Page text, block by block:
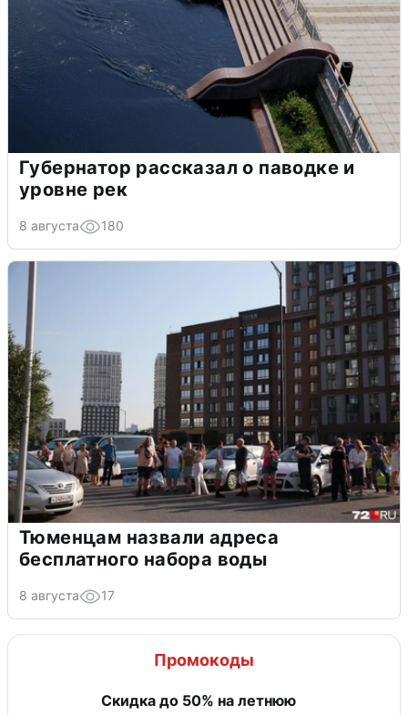
Губернатор рассказал о паводке и
уровне рек
8 августа 180
Тюменцам назвали адреса
бесплатного набора воды
8 августа 17
Промокоды
Скидка до 50% на летнюю